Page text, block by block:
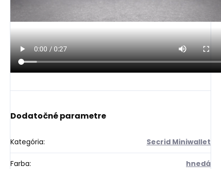
Dodatočné parametre
Kategória: Secrid Miniwallet
Farba: hnedá